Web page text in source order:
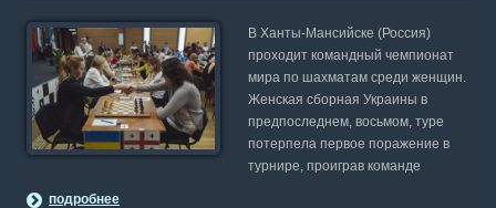
В Ханты-Мансийске (Россия)
проходит командный чемпионат
мира по шахматам среди женщин.
Женская сборная Украины в
предпоследнем, восьмом, туре
потерпела первое поражение в
турнире, проиграв команде
подробнее